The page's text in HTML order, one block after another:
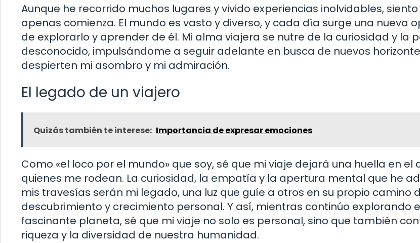
Aunque he recorrido muchos lugares y vivido experiencias inolvidables,
apenas comienza. El mundo es vasto y diverso, y cada día surge una nueva
de explorarlo y aprender de él. Mi alma viajera se nutre de la curiosidad y la
desconocido, impulsándome a seguir adelante en busca de nuevos
despierten mi asombro y mi admiración.
El legado de un viajero
Quizás también te interese: Importancia de expresar emociones
Como «el loco por el mundo» que soy, sé que mi viaje dejará una huella en el
quienes me rodean. La curiosidad, la empatía y la apertura mental que he
mis travesías serán mi legado, una luz que guíe a otros en su propio camino
descubrimiento y crecimiento personal. Y así, mientras continúo explorando
fascinante planeta, sé que mi viaje no solo es personal, sino que también
riqueza y la diversidad de nuestra humanidad.